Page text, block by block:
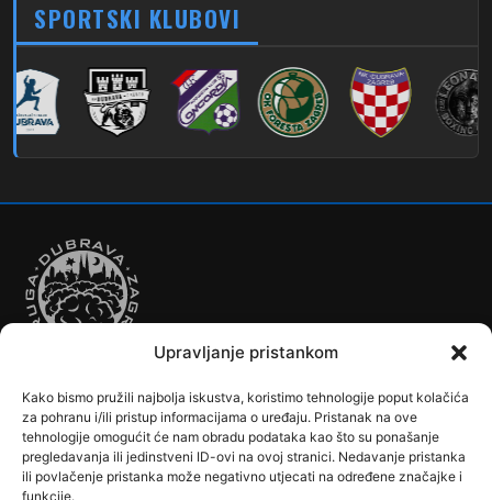
Upravljanje pristankom
Kako bismo pružili najbolja iskustva, koristimo tehnologije poput kolačića
za pohranu i/ili pristup informacijama o uređaju. Pristanak na ove
tehnologije omogućit će nam obradu podataka kao što su ponašanje
pregledavanja ili jedinstveni ID-ovi na ovoj stranici. Nedavanje pristanka
ili povlačenje pristanka može negativno utjecati na određene značajke i
funkcije.
280 Dubec – Sesvete – Šimuncevec
212 Noćna – Dubec – Sesvete
SPORTSKI KLUBOVI
Autobusi Automobilizam Biciklizam
Borilački Sportovi
Cookie Policy (EU)
Crkve, samostani i župni uredi
Dječji vrtići
Drugi sportovi
Društva, klubovi, savezi, udruge
Dubrava u Srcu
Edukacija